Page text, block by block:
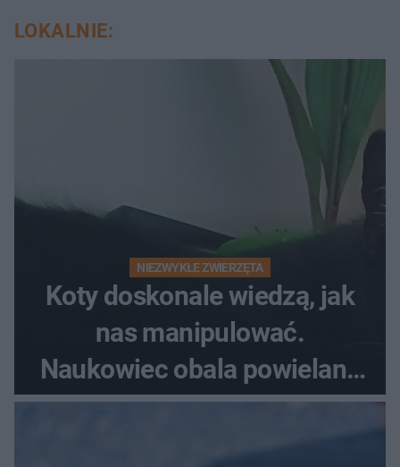
LOKALNIE:
NIEZWYKŁE ZWIERZĘTA
Koty doskonale wiedzą, jak
nas manipulować.
Naukowiec obala powielane
od lat mity na ich temat